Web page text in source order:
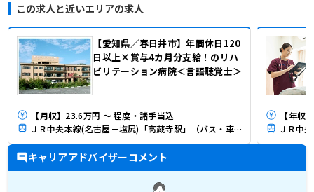
この求人と近いエリアの求人
【愛知県／春日井市】年間休日120
日以上×賞与4カ月分支給！のリハ
ビリテーション病院＜言語聴覚士＞
【月収】23.6万円 ～ 程度・諸手当込
ＪＲ中央本線(名古屋－塩尻)「高蔵寺駅」（バス・車10分）
【年
キャリアアドバイザーコメント